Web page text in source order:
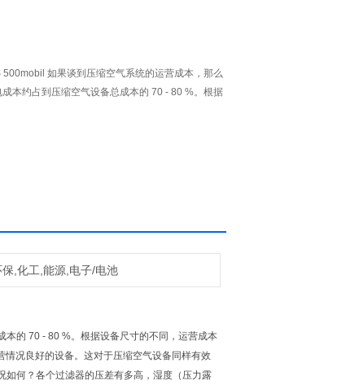
如果谈到压缩空气系统的运营成本，那么
本约占到压缩空气设备总成本的 70 - 80 %。根据
保,化工,能源,电子/电池
的 70 - 80 %。根据设备尺寸的不同，运营成本
况良好的设备。这对于压缩空气设备同样有效
何？各个过滤器的压差有多高，湿度（压力露